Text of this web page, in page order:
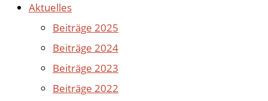
Aktuelles
Beiträge 2025
Beiträge 2024
Beiträge 2023
Beiträge 2022